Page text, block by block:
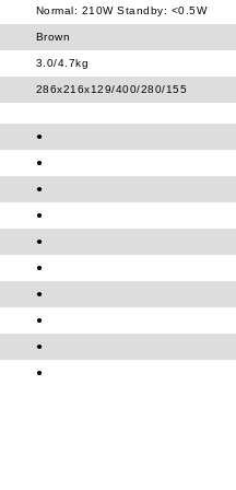
Normal: 210W Standby: <0.5W
Brown
3.0/4.7kg
286x216x129/400/280/155
●
●
●
●
●
●
●
●
●
●